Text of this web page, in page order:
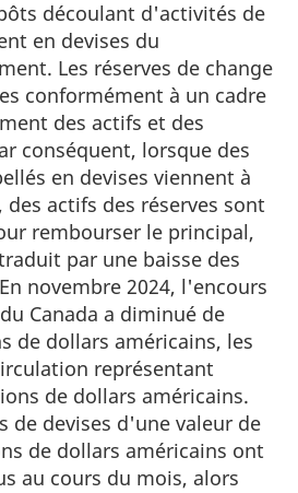
découlant d'activités de
en devises du
Les réserves de change
conformément à un cadre
des actifs et des
conséquent, lorsque des
en devises viennent à
des actifs des réserves sont
rembourser le principal,
par une baisse des
novembre 2024, l'encours
Canada a diminué de
de dollars américains, les
représentant
de dollars américains.
de devises d'une valeur de
de dollars américains ont
au cours du mois, alors